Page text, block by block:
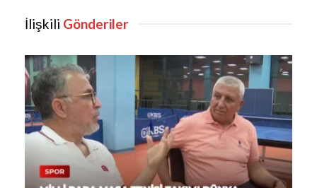
İlişkili Gönderiler